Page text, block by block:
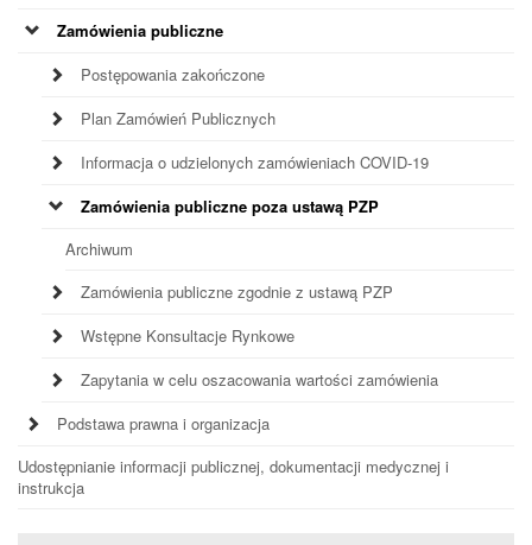
Zamówienia publiczne
Postępowania zakończone
Plan Zamówień Publicznych
Informacja o udzielonych zamówieniach COVID-19
Zamówienia publiczne poza ustawą PZP
Archiwum
Zamówienia publiczne zgodnie z ustawą PZP
Wstępne Konsultacje Rynkowe
Zapytania w celu oszacowania wartości zamówienia
Podstawa prawna i organizacja
Udostępnianie informacji publicznej, dokumentacji medycznej i
instrukcja